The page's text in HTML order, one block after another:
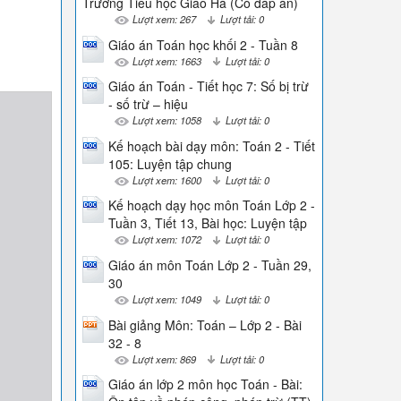
Lượt xem: 267 Lượt tải: 0
Giáo án Toán học khối 2 - Tuần 8
Lượt xem: 1663 Lượt tải: 0
Giáo án Toán - Tiết học 7: Số bị trừ
- số trừ – hiệu
Lượt xem: 1058 Lượt tải: 0
Kế hoạch bài dạy môn: Toán 2 - Tiết
105: Luyện tập chung
Lượt xem: 1600 Lượt tải: 0
Kế hoạch dạy học môn Toán Lớp 2 -
Tuần 3, Tiết 13, Bài học: Luyện tập
Lượt xem: 1072 Lượt tải: 0
Giáo án môn Toán Lớp 2 - Tuần 29,
30
Lượt xem: 1049 Lượt tải: 0
Bài giảng Môn: Toán – Lớp 2 - Bài
32 - 8
Lượt xem: 869 Lượt tải: 0
Giáo án lớp 2 môn học Toán - Bài: